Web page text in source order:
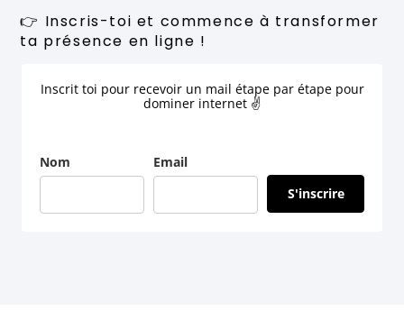
👉 Inscris-toi et commence à transformer
ta présence en ligne !
Inscrit toi pour recevoir un mail étape par étape pour
dominer internet ✌
Nom
Email
S'inscrire